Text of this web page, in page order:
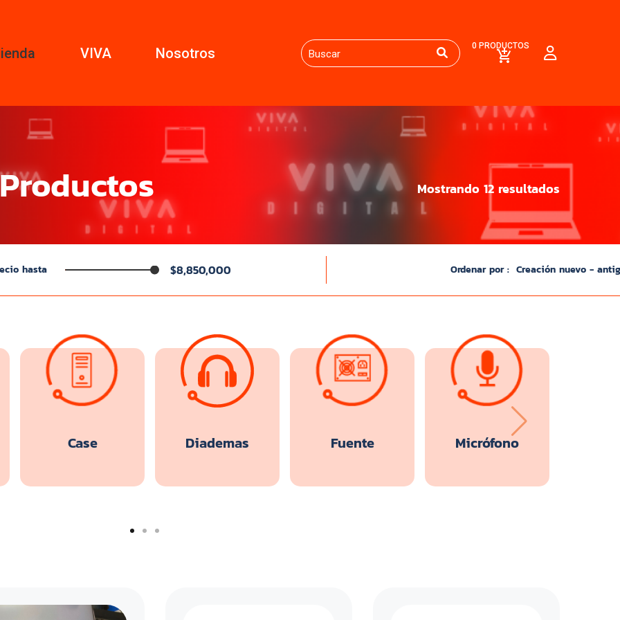
VIVA Nosotros 0 PRODUCTOS
Mostrando 12 resultados
hasta $8,850,000 Ordenar por : Creación nuevo -
Case Diademas Fuente Micrófono